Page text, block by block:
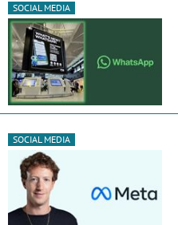
SOCIAL MEDIA
SOCIAL MEDIA